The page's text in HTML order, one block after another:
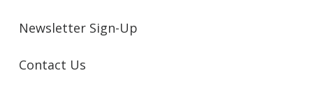
Newsletter Sign-Up
Contact Us